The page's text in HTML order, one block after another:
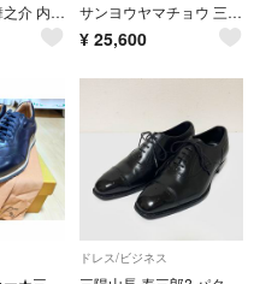
【三陽山長】舞之介 内羽根 R309 ホールカット クォーターブローグ サイズ8 サンヨウヤマチョウ 三陽山長 シューズ
¥ 25,600
ドレス/ビジネス